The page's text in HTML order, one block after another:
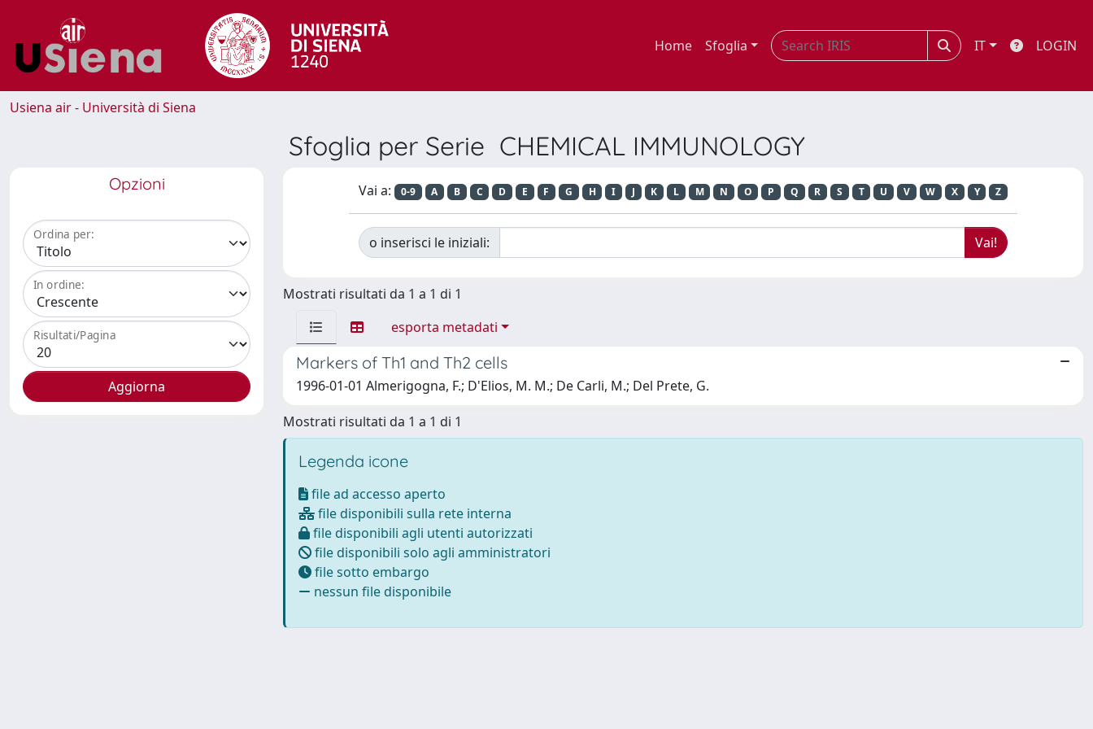
Home Sfoglia IT LOGIN
Usiena air - Università di Siena
Sfoglia per Serie CHEMICAL IMMUNOLOGY
Opzioni
Ordina per:
In ordine:
Risultati/Pagina
Vai a: 0-9 A B C D E F G H I J K L M N O P Q R S T U V W X Y Z
o inserisci le iniziali:
Mostrati risultati da 1 a 1 di 1
esporta metadati
Markers of Th1 and Th2 cells
1996-01-01 Almerigogna, F.; D'Elios, M. M.; De Carli, M.; Del Prete, G.
Mostrati risultati da 1 a 1 di 1
Legenda icone
file ad accesso aperto
file disponibili sulla rete interna
file disponibili agli utenti autorizzati
file disponibili solo agli amministratori
file sotto embargo
nessun file disponibile